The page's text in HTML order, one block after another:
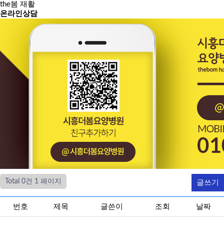
the봄 재활
온라인상담
Total 0건 1 페이지 글쓰기
번호 제목 글쓴이 조회 날짜